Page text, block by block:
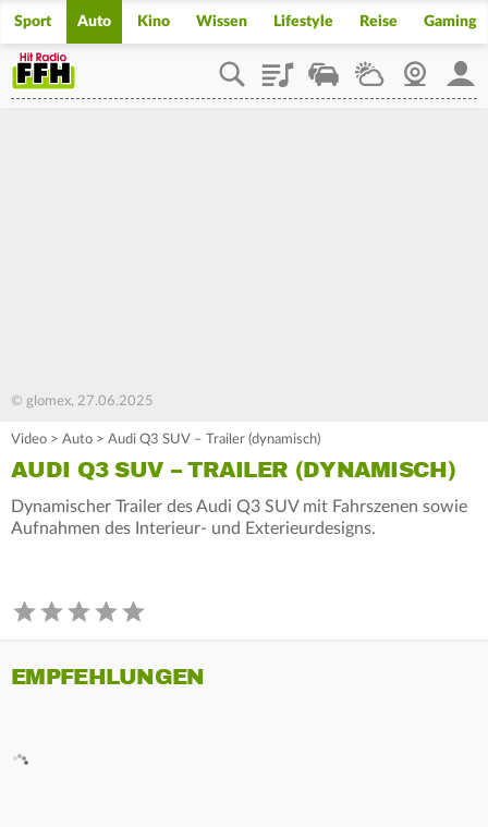
Sport Auto Kino Wissen Lifestyle Reise Gaming
PlaylistStaupilotWetterWebcam
© glomex, 27.06.2025
Video > Auto > Audi Q3 SUV – Trailer (dynamisch)
AUDI Q3 SUV – TRAILER (DYNAMISCH)
Dynamischer Trailer des Audi Q3 SUV mit Fahrszenen sowie
Aufnahmen des Interieur- und Exterieurdesigns.
EMPFEHLUNGEN